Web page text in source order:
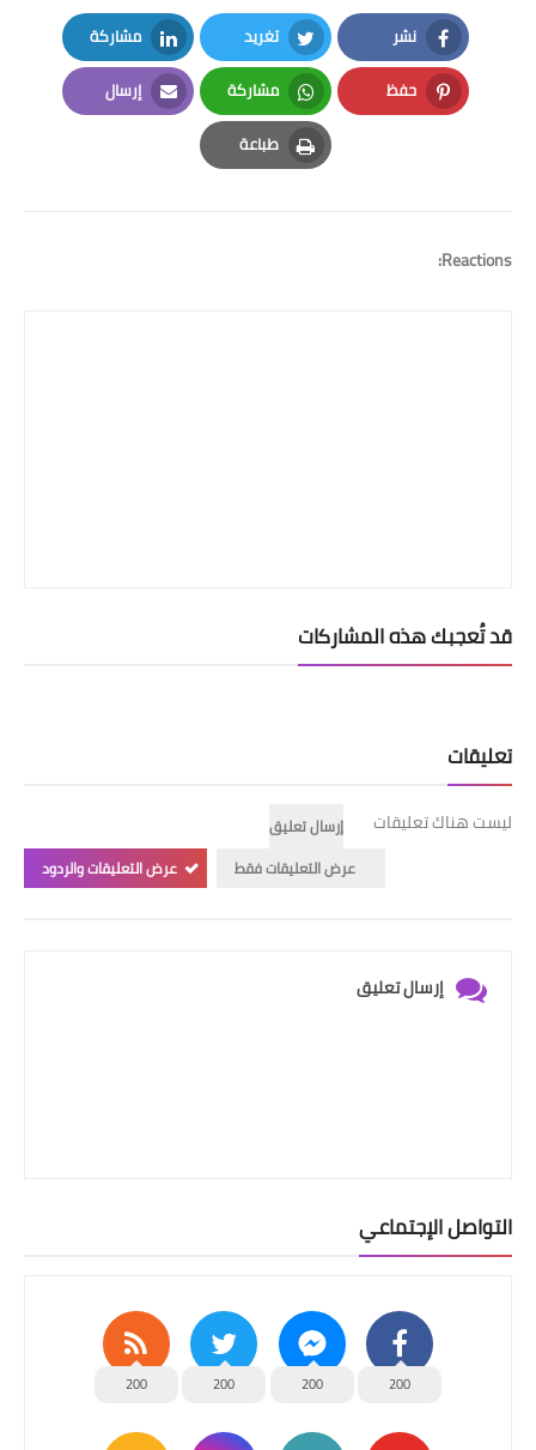
نشر
Facebook
تغريد
Twitter
مشاركة
LinkedIn
حفظ
Pinterest
مشاركة
Whatsapp
إرسال
Email
طباعة
Print
Reactions:
قد تُعجبك هذه المشاركات
تعليقات
ليست هناك تعليقات
إرسال تعليق
عرض التعليقات فقط
عرض التعليقات والردود
إرسال تعليق
التواصل الإجتماعي
200
200
200
200